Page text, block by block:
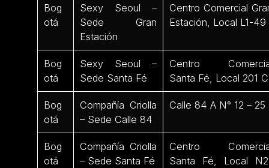
Bog
otá
Sexy Seoul –
Sede Gran
Estación
Centro Comercial
Estación, Local L1-49
Bog
otá
Sexy Seoul –
Sede Santa Fé
Centro
Santa Fé, Local 201 C
Bog
otá
Compañía Criolla
– Sede Calle 84
Calle 84 A N° 12 – 25
Bog
otá
Compañía Criolla
– Sede Santa Fé
Centro
Santa Fé, Local